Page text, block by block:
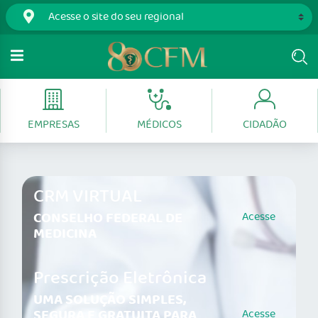
EMPRESAS MÉDICOS CIDADÃO
CRM VIRTUAL
CONSELHO FEDERAL DE
MEDICINA
Acesse
Prescrição Eletrônica
UMA SOLUÇÃO SIMPLES,
Acesse